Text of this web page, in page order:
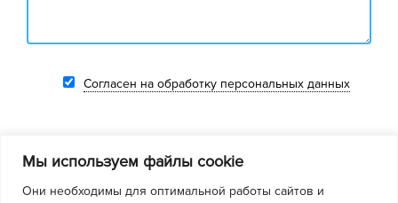
Мы используем файлы cookie
Они необходимы для оптимальной работы сайтов и
Согласен на обработку персональных данных